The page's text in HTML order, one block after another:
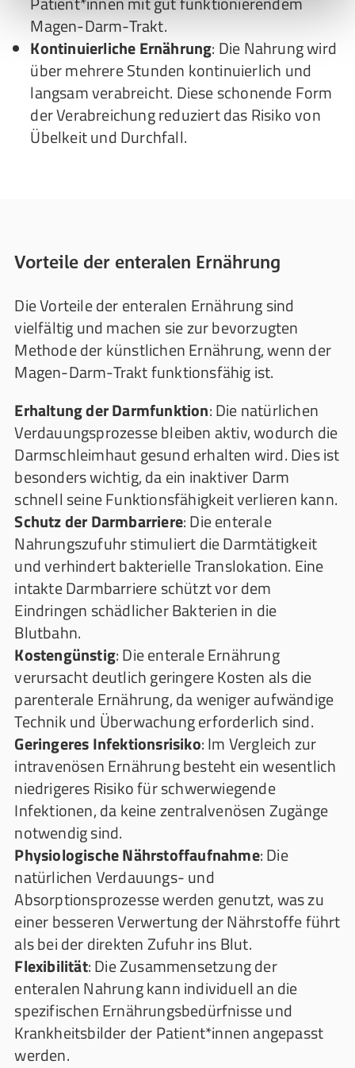
Magen-Darm-Trakt.
Kontinuierliche Ernährung: Die Nahrung wird
über mehrere Stunden kontinuierlich und
langsam verabreicht. Diese schonende Form
der Verabreichung reduziert das Risiko von
Übelkeit und Durchfall.
Vorteile der enteralen Ernährung
Die Vorteile der enteralen Ernährung sind
vielfältig und machen sie zur bevorzugten
Methode der künstlichen Ernährung, wenn der
Magen-Darm-Trakt funktionsfähig ist.
Erhaltung der Darmfunktion: Die natürlichen
Verdauungsprozesse bleiben aktiv, wodurch die
Darmschleimhaut gesund erhalten wird. Dies ist
besonders wichtig, da ein inaktiver Darm
schnell seine Funktionsfähigkeit verlieren kann.
Schutz der Darmbarriere: Die enterale
Nahrungszufuhr stimuliert die Darmtätigkeit
und verhindert bakterielle Translokation. Eine
intakte Darmbarriere schützt vor dem
Eindringen schädlicher Bakterien in die
Blutbahn.
Kostengünstig: Die enterale Ernährung
verursacht deutlich geringere Kosten als die
parenterale Ernährung, da weniger aufwändige
Technik und Überwachung erforderlich sind.
Geringeres Infektionsrisiko: Im Vergleich zur
intravenösen Ernährung besteht ein wesentlich
niedrigeres Risiko für schwerwiegende
Infektionen, da keine zentralvenösen Zugänge
notwendig sind.
Physiologische Nährstoffaufnahme: Die
natürlichen Verdauungs- und
Absorptionsprozesse werden genutzt, was zu
einer besseren Verwertung der Nährstoffe führt
als bei der direkten Zufuhr ins Blut.
Flexibilität: Die Zusammensetzung der
enteralen Nahrung kann individuell an die
spezifischen Ernährungsbedürfnisse und
Krankheitsbilder der Patient*innen angepasst
werden.